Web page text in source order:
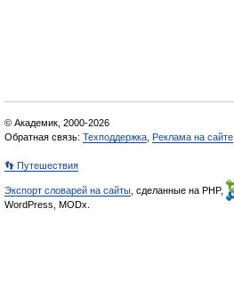
© Академик, 2000-2026
Обратная связь: Техподдержка Реклама на сайте
👣 Путешествия
Экспорт словарей на сайты , сделанные на PHP,
WordPress, MODx.